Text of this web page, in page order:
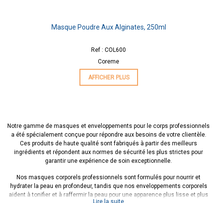
Masque Poudre Aux Alginates, 250ml
Ref : COL600
Coreme
AFFICHER PLUS
Notre gamme de masques et enveloppements pour le corps professionnels
a été spécialement conçue pour répondre aux besoins de votre clientèle.
Ces produits de haute qualité sont fabriqués à partir des meilleurs
ingrédients et répondent aux normes de sécurité les plus strictes pour
garantir une expérience de soin exceptionnelle.
Nos masques corporels professionnels sont formulés pour nourrir et
hydrater la peau en profondeur, tandis que nos enveloppements corporels
aident à tonifier et à raffermir la peau pour une apparence plus lisse et plus
Lire la suite